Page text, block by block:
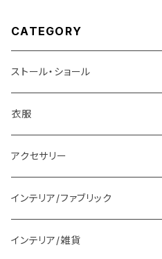
CATEGORY
ストール・ショール
衣服
レディス衣料
メンズ衣料
ブラウス
アクセサリー
ピアス
ブレスレット
インテリア/ファブリック
ランチョンマット
インテリア/雑貨